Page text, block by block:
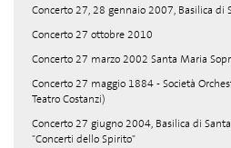
Concerto 27, 28 gennaio 2007, Basilica di
Concerto 27 ottobre 2010
Concerto 27 marzo 2002 Santa Maria
Concerto 27 maggio 1884 - Società
Teatro Costanzi)
Concerto 27 giugno 2004, Basilica di
"Concerti dello Spirito"